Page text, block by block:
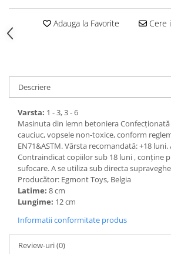
Adauga la Favorite Cere
Descriere
Varsta: 1 - 3, 3 - 6
Masinuta din lemn betoniera
cauciuc, vopsele non-toxice, conform
EN71&ASTM. Vârsta recomandată: +18 luni.
Contraindicat copiilor sub 18 luni , conține
sufocare. A se utiliza sub directa
Producător: Egmont Toys, Belgia
Latime: 8 cm
Lungime: 12 cm
Informatii conformitate produs
Review-uri(0)